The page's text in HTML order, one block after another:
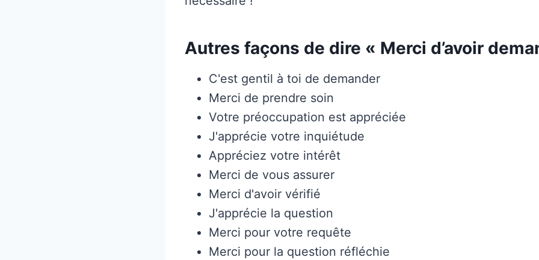
Autres façons de dire « Merci d’avoir
C'est gentil à toi de demander
Merci de prendre soin
Votre préoccupation est appréciée
J'apprécie votre inquiétude
Appréciez votre intérêt
Merci de vous assurer
Merci d'avoir vérifié
J'apprécie la question
Merci pour votre requête
Merci pour la question réfléchie